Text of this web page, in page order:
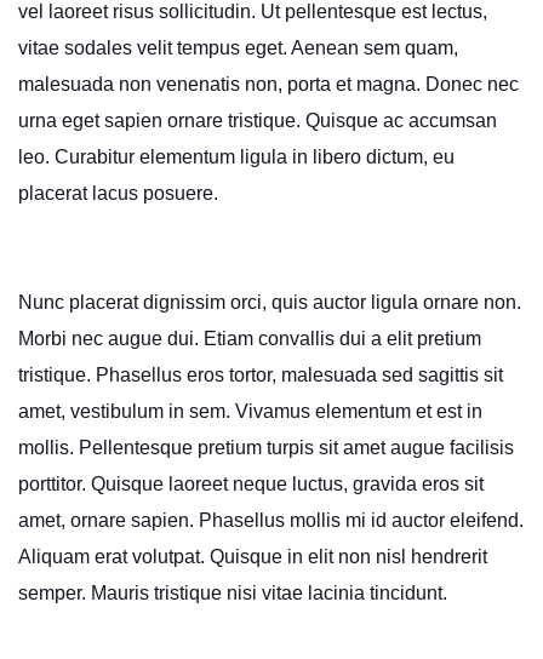
vel laoreet risus sollicitudin. Ut pellentesque est lectus,
vitae sodales velit tempus eget. Aenean sem quam,
malesuada non venenatis non, porta et magna. Donec nec
urna eget sapien ornare tristique. Quisque ac accumsan
leo. Curabitur elementum ligula in libero dictum, eu
placerat lacus posuere.
Nunc placerat dignissim orci, quis auctor ligula ornare non.
Morbi nec augue dui. Etiam convallis dui a elit pretium
tristique. Phasellus eros tortor, malesuada sed sagittis sit
amet, vestibulum in sem. Vivamus elementum et est in
mollis. Pellentesque pretium turpis sit amet augue facilisis
porttitor. Quisque laoreet neque luctus, gravida eros sit
amet, ornare sapien. Phasellus mollis mi id auctor eleifend.
Aliquam erat volutpat. Quisque in elit non nisl hendrerit
semper. Mauris tristique nisi vitae lacinia tincidunt.